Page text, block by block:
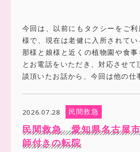
今回は、以前にもタクシーをご
様で、現在は老健に入所されて
那様と娘様と近くの植物園や食
とお電話をいただき、対応させて
談頂いたお話から、今回は他の
2026.07.28 民間救急
民間救急 愛知県名古屋
師付きの転院